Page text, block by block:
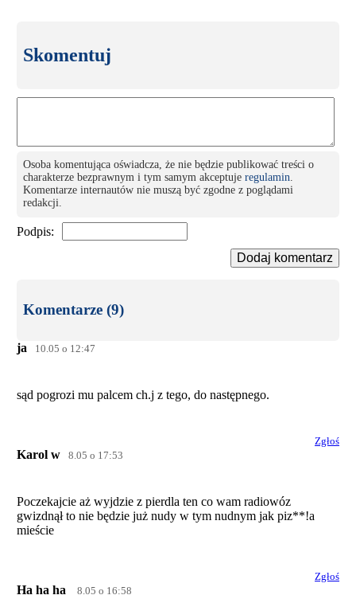
Skomentuj
Osoba komentująca oświadcza, że nie będzie publikować treści o
charakterze bezprawnym i tym samym akceptujeregulamin
Komentarze internautów nie muszą być zgodne z poglądami
redakcji.
Podpis:
Dodaj komentarz
Komentarze (9)
ja 10.05 o 12:47
sąd pogrozi mu palcem ch.j z tego, do następnego.
Zgłoś
Karol w 8.05 o 17:53
Poczekajcie aż wyjdzie z pierdla ten co wam radiowóz
gwizdnął to nie będzie już nudy w tym nudnym jak piz**!a
mieście
Zgłoś
Ha ha ha 8.05 o 16:58